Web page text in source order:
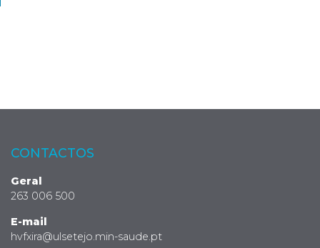
CONTACTOS
Geral
263 006 500
E-mail
hvfxira@ulsetejo.min-saude.pt